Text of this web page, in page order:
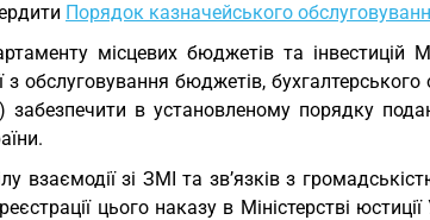
Порядок казначейського
місцевих бюджетів та інвестицій
з обслуговування бюджетів,
забезпечити в установленому порядку
взаємодії зі ЗМІ та зв’язків з
цього наказу в Міністерстві